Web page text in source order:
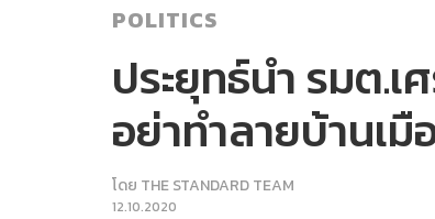
POLITICS
ประยุทธ์นำ รมต.เ
อย่าทำลายบ้านเมื
โดย THE STANDARD TEAM
12.10.2020